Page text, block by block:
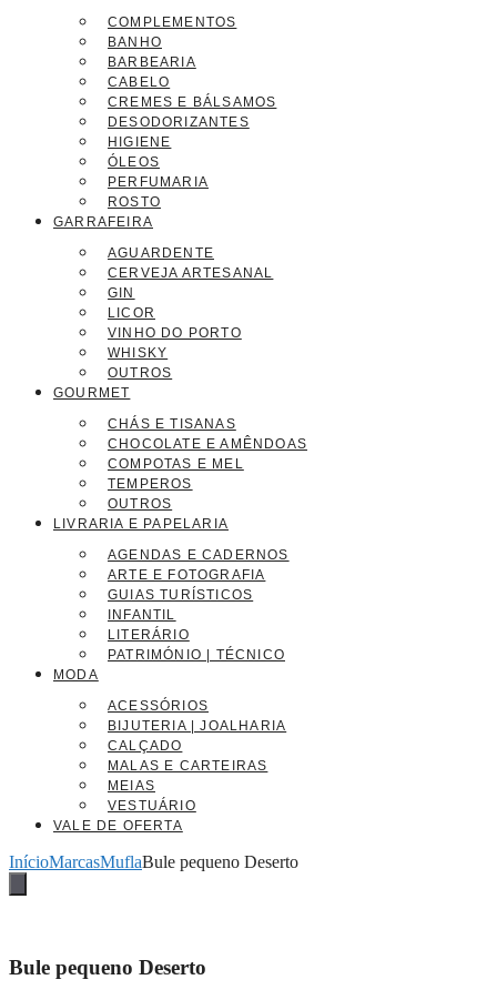
COMPLEMENTOS
BANHO
BARBEARIA
CABELO
CREMES E BÁLSAMOS
DESODORIZANTES
HIGIENE
ÓLEOS
PERFUMARIA
ROSTO
GARRAFEIRA
AGUARDENTE
CERVEJA ARTESANAL
GIN
LICOR
VINHO DO PORTO
WHISKY
OUTROS
GOURMET
CHÁS E TISANAS
CHOCOLATE E AMÊNDOAS
COMPOTAS E MEL
TEMPEROS
OUTROS
LIVRARIA E PAPELARIA
AGENDAS E CADERNOS
ARTE E FOTOGRAFIA
GUIAS TURÍSTICOS
INFANTIL
LITERÁRIO
PATRIMÓNIO | TÉCNICO
MODA
ACESSÓRIOS
BIJUTERIA | JOALHARIA
CALÇADO
MALAS E CARTEIRAS
MEIAS
VESTUÁRIO
VALE DE OFERTA
InícioMarcasMuflaBule pequeno Deserto
Bule pequeno Deserto